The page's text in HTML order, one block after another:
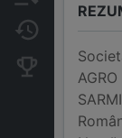
Modificări
Companii